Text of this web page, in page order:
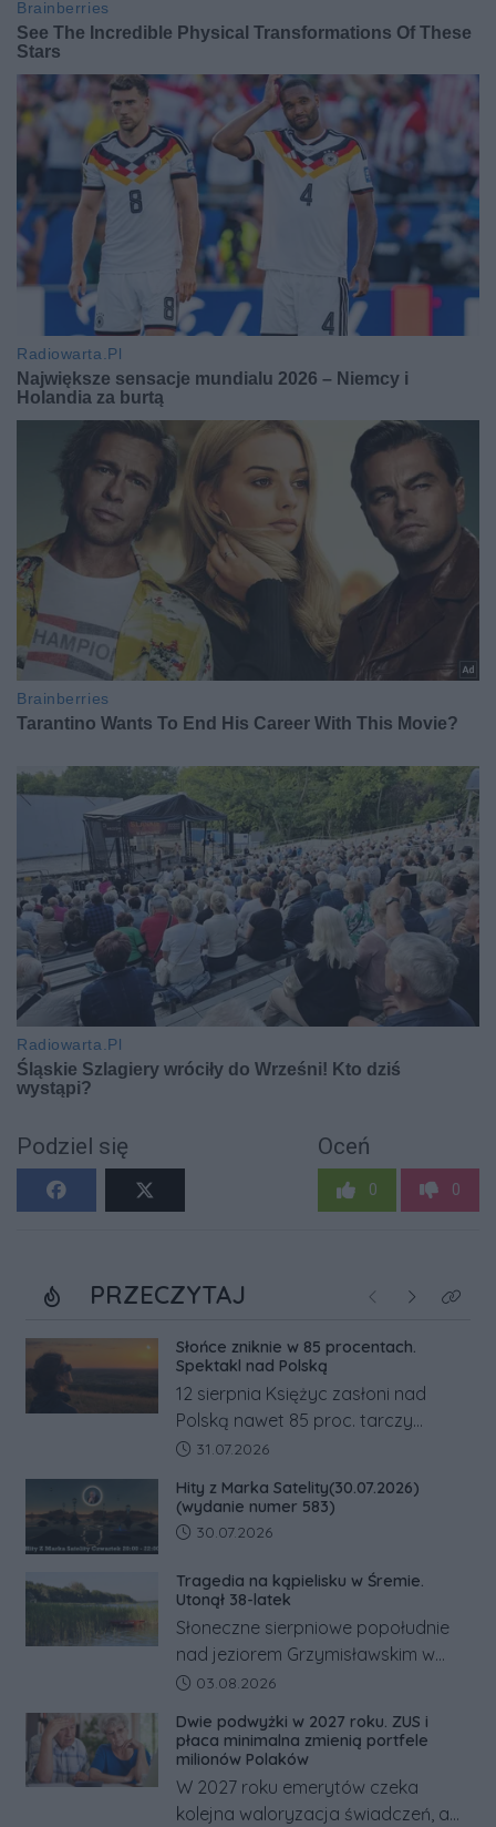
Podziel się Oceń
0 0
PRZECZYTAJ Poprzednie
NastępneKliknij
Słońce zniknie w 85 procentach.
Spektakl nad Polską
12 sierpnia Księżyc zasłoni nad
Polską nawet 85 proc. tarczy
Słońca. Największe zaćmienie od 27
zachodem.
Data dodania artykułu:
31.07.2026
Hity z Marka Satelity(30.07.2026)
(wydanie numer 583)
Data dodania artykułu:
30.07.2026
Tragedia na kąpielisku w Śremie.
Utonął 38-latek
Słoneczne sierpniowe popołudnie
nad jeziorem Grzymisławskim w
powiecie śremskim zakończyło się
odwrócić nawet natychmiastowe
działania służb ratunkowych.
Data dodania artykułu:
03.08.2026
Dwie podwyżki w 2027 roku. ZUS i
płaca minimalna zmienią portfele
milionów Polaków
W 2027 roku emerytów czeka
kolejna waloryzacja świadczeń, a